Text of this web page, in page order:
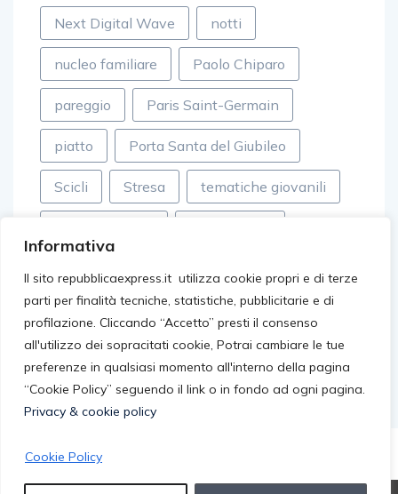
Informativa
Il sito repubblicaexpress.it utilizza cookie propri e di terze
parti per finalità tecniche, statistiche, pubblicitarie e di
profilazione. Cliccando “Accetto” presti il consenso
all'utilizzo dei sopracitati cookie, Potrai cambiare le tue
preferenze in qualsiasi momento all'interno della pagina
“Cookie Policy” seguendo il link o in fondo ad ogni pagina.
Privacy & cookie policy
Cookie Policy
Next Digital Wave notti
nucleo familiare Paolo Chiparo
pareggio Paris Saint-Germain
piatto Porta Santa del Giubileo
Scicli Stresa tematiche giovanili
villageonline Walter Eddie Cosina